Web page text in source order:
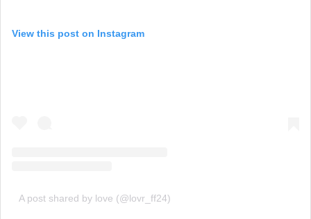
View this post on Instagram
A post shared by love (@lovr_ff24)